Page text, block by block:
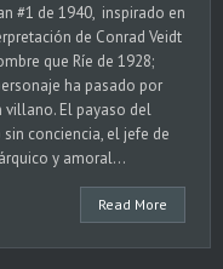
#1 de 1940, inspirado en
de Conrad Veidt
que Ríe de 1928;
ha pasado por
villano. El payaso del
conciencia, el jefe de
y amoral...
Read More